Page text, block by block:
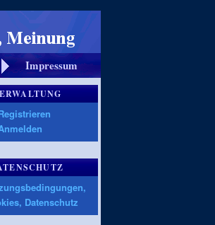
Impressum
Datenschutz